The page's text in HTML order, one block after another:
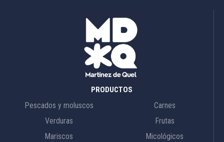
PRODUCTOS
Pescados y moluscos
Verduras
Mariscos
Carnes
Frutas
Micológicos